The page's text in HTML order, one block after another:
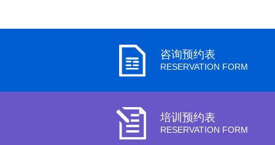
咨询预约表
RESERVATION FORM
培训预约表
RESERVATION FORM